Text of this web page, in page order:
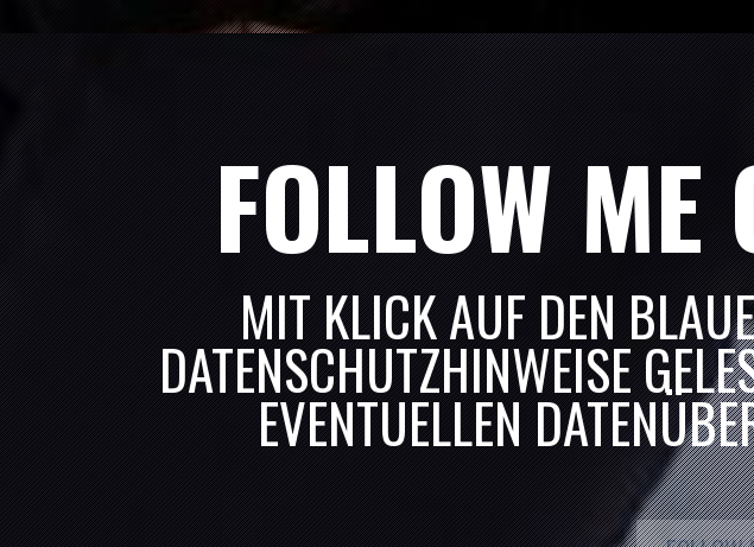
02
JULI, 2027
02:00 P.M.
BALINGEN A.K.
17
JULI, 2027
05:30 P.M.
HORBEN
25
SEPTEMBER, 2027
02:00 P.M.
RIEDERN AM WALD
FOLLOW
MIT KLICK AUF DEN
DATENSCHUTZHINWEISE
EVENTUELLEN